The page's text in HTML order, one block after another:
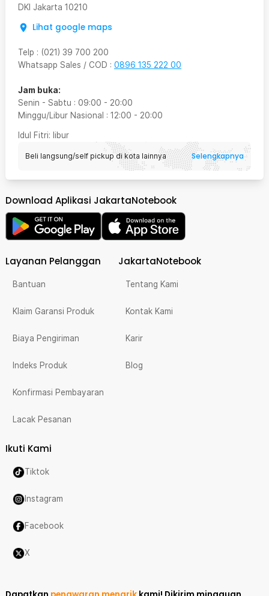
DKI Jakarta 10210
Lihat google maps
Telp : (021) 39 700 200
Whatsapp Sales / COD : 0896 135 222 00
Jam buka:
Senin - Sabtu : 09:00 - 20:00
Minggu/Libur Nasional : 12:00 - 20:00
Idul Fitri: libur
Beli langsung/self pickup di kota lainnya Selengkapnya
Download Aplikasi JakartaNotebook
Layanan Pelanggan
Bantuan
Klaim Garansi Produk
Biaya Pengiriman
Indeks Produk
Konfirmasi Pembayaran
Lacak Pesanan
JakartaNotebook
Tentang Kami
Kontak Kami
Karir
Blog
Ikuti Kami
Tiktok
Instagram
Facebook
X